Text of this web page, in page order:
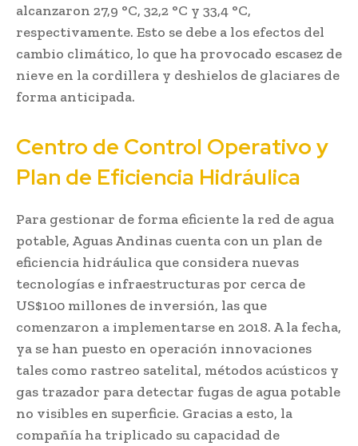
alcanzaron 27,9 °C, 32,2 °C y 33,4 °C,
respectivamente. Esto se debe a los efectos del
cambio climático, lo que ha provocado escasez de
nieve en la cordillera y deshielos de glaciares de
forma anticipada.
Centro de Control Operativo y
Plan de Eficiencia Hidráulica
Para gestionar de forma eficiente la red de agua
potable, Aguas Andinas cuenta con un plan de
eficiencia hidráulica que considera nuevas
tecnologías e infraestructuras por cerca de
US$100 millones de inversión, las que
comenzaron a implementarse en 2018. A la fecha,
ya se han puesto en operación innovaciones
tales como rastreo satelital, métodos acústicos y
gas trazador para detectar fugas de agua potable
no visibles en superficie. Gracias a esto, la
compañía ha triplicado su capacidad de